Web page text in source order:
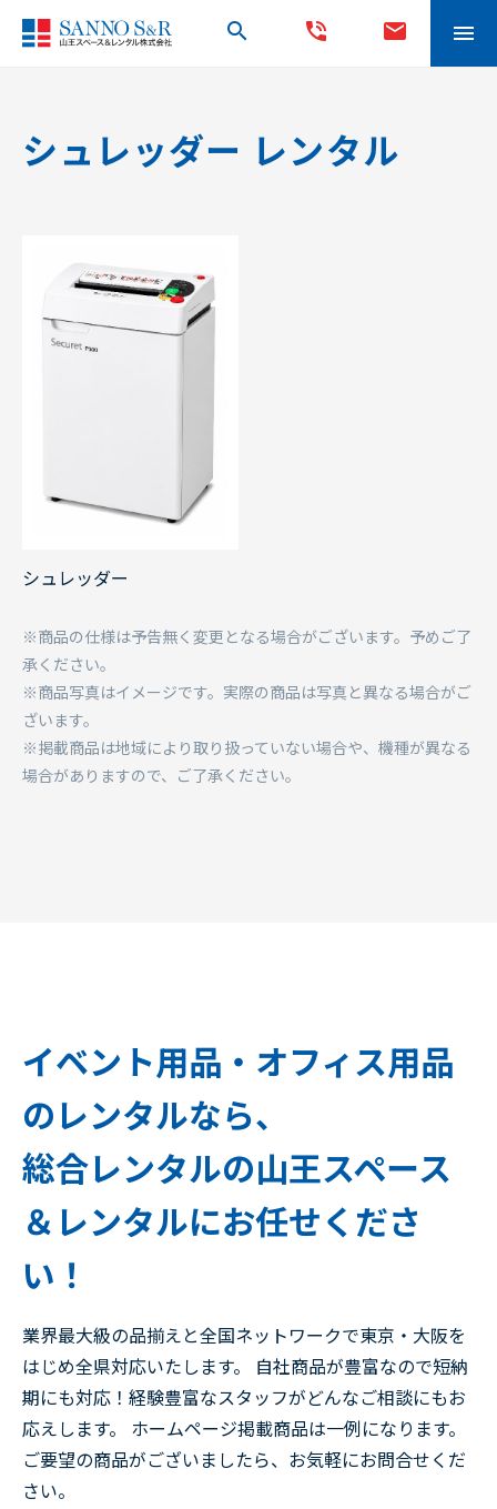
search phone_in_talk mail menu
シュレッダー レンタル
シュレッダー
※商品の仕様は予告無く変更となる場合がございます。予めご了
承ください。
※商品写真はイメージです。実際の商品は写真と異なる場合がご
ざいます。
※掲載商品は地域により取り扱っていない場合や、機種が異なる
場合がありますので、ご了承ください。
イベント用品・オフィス用品
のレンタルなら、
総合レンタルの山王スペース
＆レンタルにお任せくださ
い！
業界最大級の品揃えと全国ネットワークで東京・大阪を
はじめ全県対応いたします。 自社商品が豊富なので短納
期にも対応！経験豊富なスタッフがどんなご相談にもお
応えします。 ホームページ掲載商品は一例になります。
ご要望の商品がございましたら、お気軽にお問合せくだ
さい。